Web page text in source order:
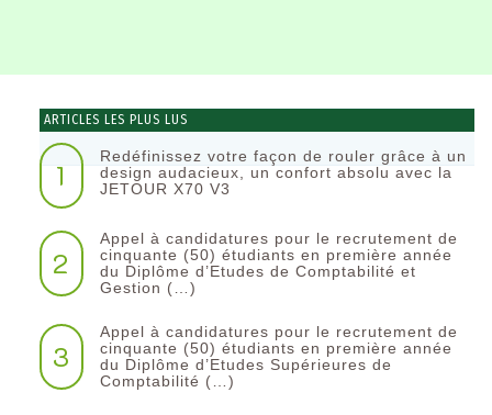
ARTICLES LES PLUS LUS
1
Redéfinissez votre façon de rouler grâce à un
design audacieux, un confort absolu avec la
JETOUR X70 V3
2
Appel à candidatures pour le recrutement de
cinquante (50) étudiants en première année
du Diplôme d’Etudes de Comptabilité et
Gestion (…)
3
Appel à candidatures pour le recrutement de
cinquante (50) étudiants en première année
du Diplôme d’Etudes Supérieures de
Comptabilité (…)